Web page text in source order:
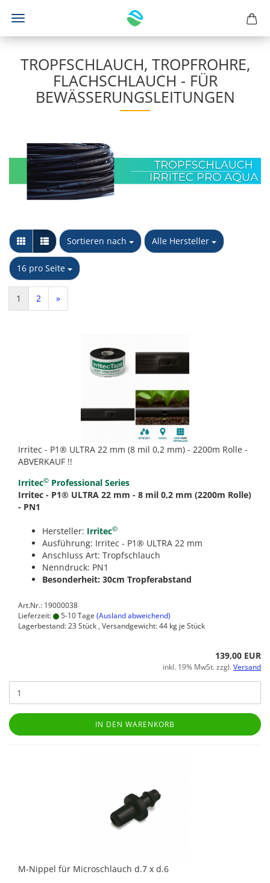
TROPFSCHLAUCH, TROPFROHRE,
FLACHSCHLAUCH - FÜR
BEWÄSSERUNGSLEITUNGEN
Sortieren nach
Sortieren nach Alle Hersteller
pro Seite
16 pro Seite
pro Seite
1 2 »
Irritec - P1® ULTRA 22 mm (8 mil 0,2 mm) - 2200m Rolle -
ABVERKAUF !!
Irritec© Professional Series
Irritec - P1® ULTRA 22 mm - 8 mil 0,2 mm (2200m Rolle)
- PN1
Hersteller: Irritec©
Ausführung: Irritec - P1® ULTRA 22 mm
Anschluss Art: Tropfschlauch
Nenndruck: PN1
Besonderheit: 30cm Tropferabstand
Art.Nr.: 19000038
Lieferzeit:
5-10 Tage (Ausland abweichend)
Lagerbestand: 23 Stück , Versandgewicht:44 kg je Stück
139,00 EUR
inkl. 19% MwSt. zzgl.Versand
IN DEN WARENKORB
M-Nippel für Microschlauch d.7 x d.6